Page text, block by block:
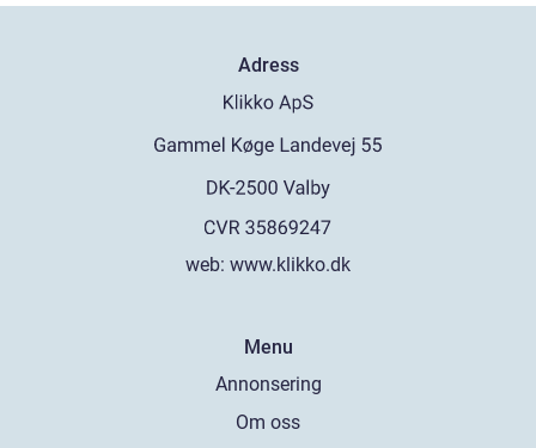
Adress
web: www.klikko.dk
Menu
Annonsering
Om oss